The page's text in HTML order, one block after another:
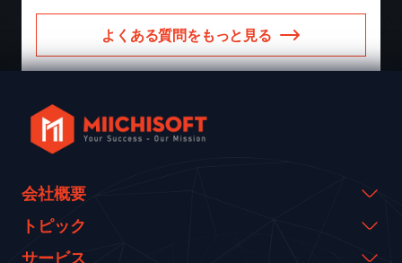
よくある質問をもっと見る
会社概要
会社概要
代表のメッセージ
トピック
イベント & ウェビナー
サービス